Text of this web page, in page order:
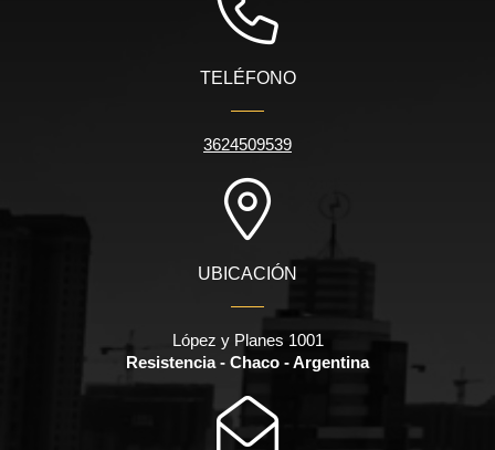
TELÉFONO
3624509539
UBICACIÓN
López y Planes 1001
Resistencia - Chaco - Argentina